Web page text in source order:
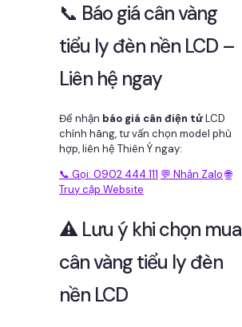
📞 Báo giá cân vàng
tiểu ly đèn nền LCD –
Liên hệ ngay
Để nhận báo giá cân điện tửLCD
chính hãng, tư vấn chọn model phù
hợp, liên hệ Thiên Ý ngay:
📞 Gọi: 0902 444 111 💬 Nhắn Zalo 🌐
Truy cập Website
⚠️ Lưu ý khi chọn mua
cân vàng tiểu ly đèn
nền LCD